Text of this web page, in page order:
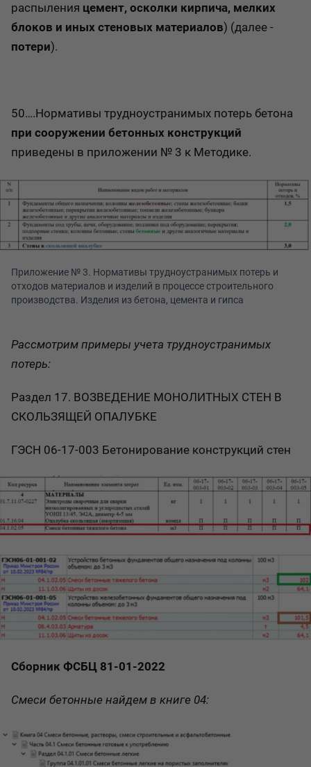
распыления цемент, осколки кирпича, мелких
блоков и иных стеновых материалов) (далее -
потери).
50….Нормативы трудноустранимых потерь бетона
при сооружении бетонных конструкций
приведены в приложении № 3 к Методике.
Приложение № 3. Нормативы трудноустранимых потерь и
отходов материалов и изделий в процессе строительного
производства. Изделия из бетона, цемента и гипса
Рассмотрим примеры учета трудноустранимых
потерь:
Раздел 17. ВОЗВЕДЕНИЕ МОНОЛИТНЫХ СТЕН В
СКОЛЬЗЯЩЕЙ ОПАЛУБКЕ
ГЭСН 06-17-003 Бетонирование конструкций стен
Сборник ФСБЦ 81-01-2022
Смеси бетонные найдем в книге 04: